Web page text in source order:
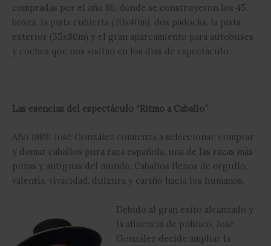
compradas por el año 86, donde se construyeron los 45
boxes, la pista cubierta (20x40m), dos padocks, la pista
exterior (35x80m) y el gran aparcamiento para autobuses
y coches que nos visitan en los días de espectáculo.
Las esencias del espectáculo “Ritmo a Caballo”
Año 1989: José González comienza a seleccionar, comprar
y domar caballos pura raza española, una de las razas más
puras y antiguas del mundo. Caballos llenos de orgullo,
valentía, vivacidad, dulzura y cariño hacia los humanos.
Debido al gran éxito alcanzado y
la afluencia de público, José
González decide ampliar la